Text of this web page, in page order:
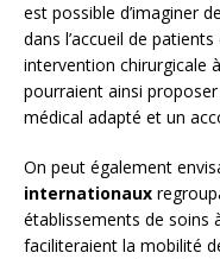
est possible d’imaginer
dans l’accueil de
intervention chirurgicale
pourraient ainsi
médical adapté et un
On peut également
internationaux
établissements de soins
faciliteraient la mobilité